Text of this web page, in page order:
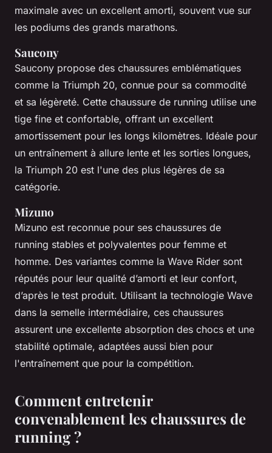
maximale avec un excellent amorti, souvent vue sur
les podiums des grands marathons.
Saucony
Saucony propose des chaussures emblématiques
comme la Triumph 20, connue pour sa commodité
et sa légèreté. Cette chaussure de running utilise une
tige fine et confortable, offrant un excellent
amortissement pour les longs kilomètres. Idéale pour
un entraînement à allure lente et les sorties longues,
la Triumph 20 est l'une des plus légères de sa
catégorie.
Mizuno
Mizuno est reconnue pour ses chaussures de
running stables et polyvalentes pour femme et
homme. Des variantes comme la Wave Rider sont
réputés pour leur qualité d’amorti et leur confort,
d’après le test produit. Utilisant la technologie Wave
dans la semelle intermédiaire, ces chaussures
assurent une excellente absorption des chocs et une
stabilité optimale, adaptées aussi bien pour
l'entraînement que pour la compétition.
Comment entretenir
convenablement les chaussures de
running ?